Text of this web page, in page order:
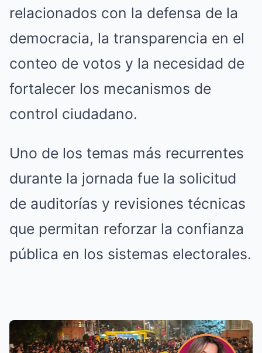
relacionados con la defensa de la
democracia, la transparencia en el
conteo de votos y la necesidad de
fortalecer los mecanismos de
control ciudadano.
Uno de los temas más recurrentes
durante la jornada fue la solicitud
de auditorías y revisiones técnicas
que permitan reforzar la confianza
pública en los sistemas electorales.